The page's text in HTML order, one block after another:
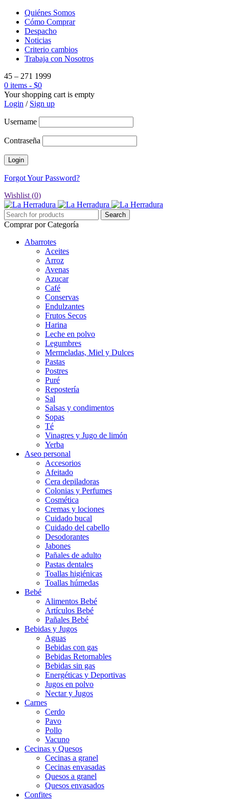
Quiénes Somos
Cómo Comprar
Despacho
Noticias
Criterio cambios
Trabaja con Nosotros
45 – 271 1999
0 items - $0
Your shopping cart is empty
Login / Sign up
Username
Contraseña
Forgot Your Password?
Wishlist (0)
Comprar por Categoría
Abarrotes
Aceites
Arroz
Avenas
Azucar
Café
Conservas
Endulzantes
Frutos Secos
Harina
Leche en polvo
Legumbres
Mermeladas, Miel y Dulces
Pastas
Postres
Puré
Repostería
Sal
Salsas y condimentos
Sopas
Té
Vinagres y Jugo de limón
Yerba
Aseo personal
Accesorios
Afeitado
Cera depiladoras
Colonias y Perfumes
Cosmética
Cremas y lociones
Cuidado bucal
Cuidado del cabello
Desodorantes
Jabones
Pañales de adulto
Pastas dentales
Toallas higiénicas
Toallas húmedas
Bebé
Alimentos Bebé
Artículos Bebé
Pañales Bebé
Bebidas y Jugos
Aguas
Bebidas con gas
Bebidas Retornables
Bebidas sin gas
Energéticas y Deportivas
Jugos en polvo
Nectar y Jugos
Carnes
Cerdo
Pavo
Pollo
Vacuno
Cecinas y Quesos
Cecinas a granel
Cecinas envasadas
Quesos a granel
Quesos envasados
Confites